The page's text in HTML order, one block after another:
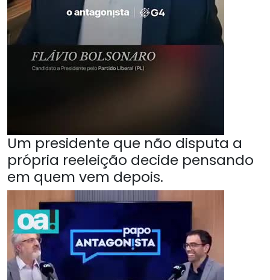
Um presidente que não disputa a
própria reeleição decide pensando
em quem vem depois.